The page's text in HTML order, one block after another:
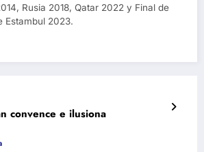
Rusia 2018, Qatar 2022 y Final de
Estambul 2023.
convence e ilusiona